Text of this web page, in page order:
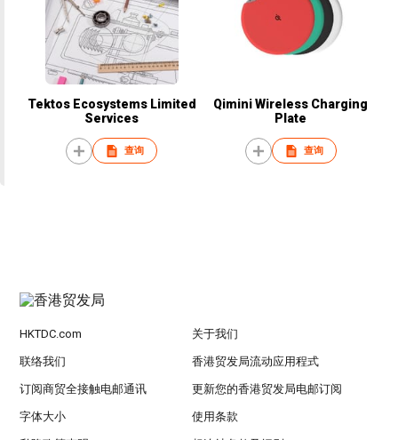
Tektos Ecosystems Limited
Services
查询
Qimini Wireless Charging
Plate
查询
HKTDC.com 关于我们
联络我们 香港贸发局流动应用程式
订阅商贸全接触电邮通讯 更新您的香港贸发局电邮订阅
字体大小 使用条款